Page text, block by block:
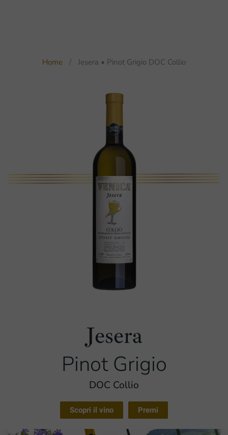
Jesera
Pinot Grigio
DOC Collio
Scopri il vino Premi
Home Jesera • Pinot Grigio DOC Collio